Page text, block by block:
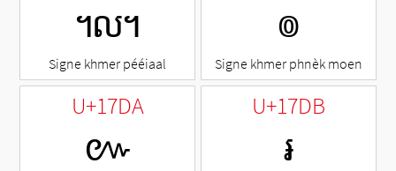
៘
Signe khmer pééiaal
៙
Signe khmer phnèk moen
U+17DA
៚
U+17DB
៛